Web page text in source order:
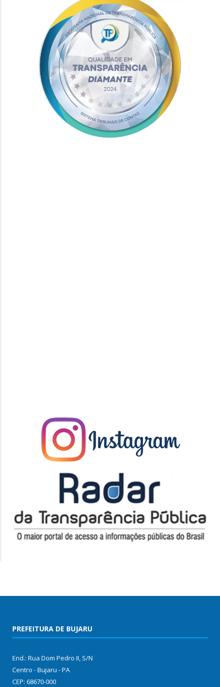
PREFEITURA DE BUJARU
End.: Rua Dom Pedro II, S/N
Centro - Bujaru - PA
CEP: 68670-000